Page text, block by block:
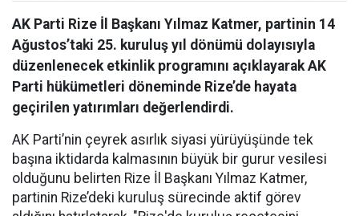
AK Parti Rize İl Başkanı Yılmaz Katmer, partinin 14
Ağustos’taki 25. kuruluş yıl dönümü dolayısıyla
düzenlenecek etkinlik programını açıklayarak AK
Parti hükümetleri döneminde Rize’de hayata
geçirilen yatırımları değerlendirdi.
AK Parti’nin çeyrek asırlık siyasi yürüyüşünde tek
başına iktidarda kalmasının büyük bir gurur vesilesi
olduğunu belirten Rize İl Başkanı Yılmaz Katmer,
partinin Rize’deki kuruluş sürecinde aktif görev